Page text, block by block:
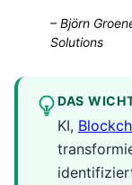
–Björn
Solutions
DAS
KI,